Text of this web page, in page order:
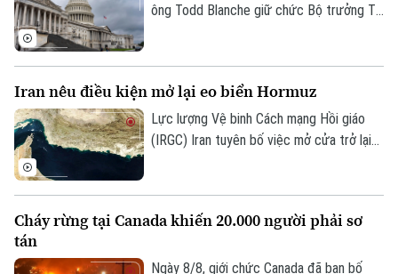
Chuyên mục
Thời sự
Hà Nội
Chính trị
Xã hội
Hà Nội
Người Hà Nội
Thế giới
Tin tức
Kinh tế
ông Todd Blanche giữ chức Bộ trưởng Tư
Donald Trump.
Iran nêu điều kiện mở lại eo biển Hormuz
Lực lượng Vệ binh Cách mạng Hồi giáo
(IRGC) Iran tuyên bố việc mở cửa trở lại
đến các cuộc đàm phán với Oman.
Cháy rừng tại Canada khiến 20.000 người phải sơ
tán
Ngày 8/8, giới chức Canada đã ban bố